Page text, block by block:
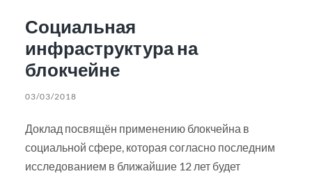
Социальная
инфраструктура на
блокчейне
03/03/2018
Доклад посвящён применению блокчейна в
социальной сфере, которая согласно последним
исследованием в ближайшие 12 лет будет